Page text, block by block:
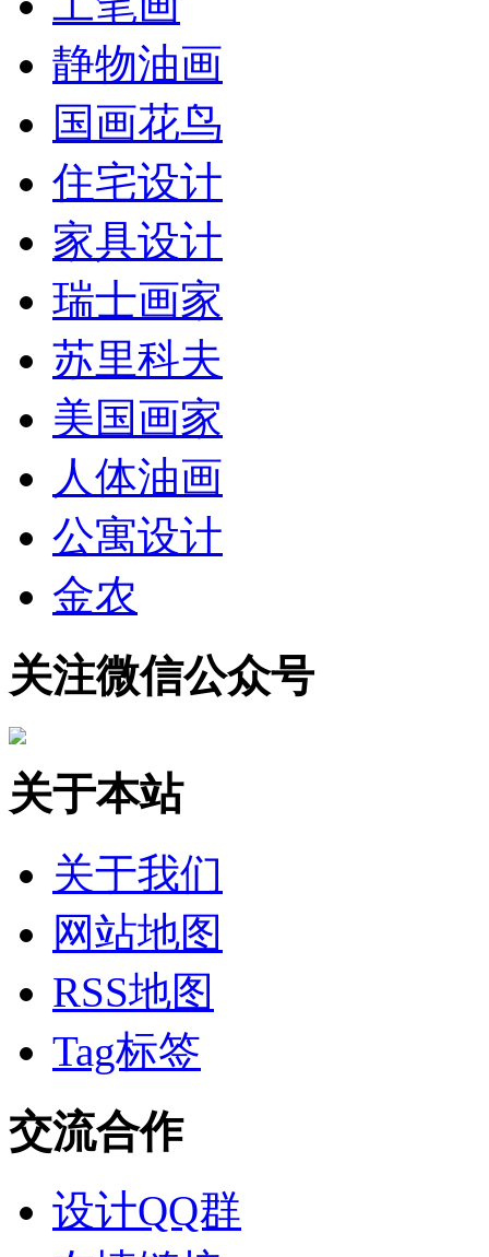
静物油画
国画花鸟
住宅设计
家具设计
瑞士画家
苏里科夫
美国画家
人体油画
公寓设计
金农
关注微信公众号
关于本站
关于我们
网站地图
RSS地图
Tag标签
交流合作
设计QQ群